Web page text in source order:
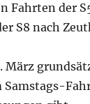
Fahrten der
S8 nach
März
Samstags-